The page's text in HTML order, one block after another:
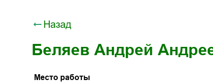
Назад
Беляев Андрей
Место работы